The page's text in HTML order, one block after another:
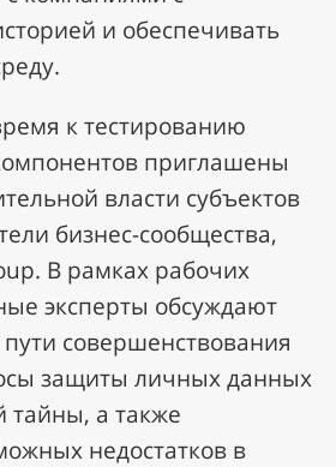
и обеспечивать
к тестированию
приглашены
власти субъектов
бизнес-сообщества,
В рамках рабочих
эксперты обсуждают
совершенствования
защиты личных данных
тайны, а также
недостатков в